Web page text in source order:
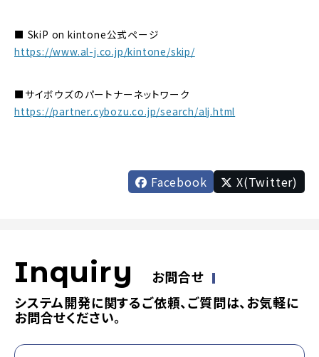
■ SkiP on kintone公式ページ
https://www.al-j.co.jp/kintone/skip/
■サイボウズのパートナーネットワーク
https://partner.cybozu.co.jp/search/alj.html
Facebook X(Twitter)
Inquiry
お問合せ
システム開発に関するご依頼、ご質問は、お気軽に
お問合せください。